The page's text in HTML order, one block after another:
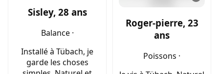
Sisley, 28 ans
Balance ·
Installé à Tübach, je
garde les choses
Roger-pierre, 23
ans
Poissons ·